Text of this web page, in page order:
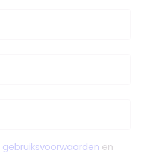
gebruiksvoorwaarden en